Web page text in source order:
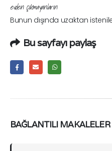
evden çıkmayanların
Bunun dışında uzaktan
Bu sayfayı paylaş
BAĞLANTILI MAKALELER